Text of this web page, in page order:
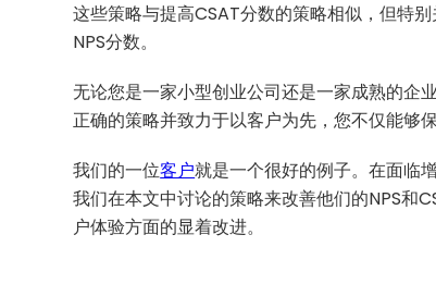
这些策略与提高CSAT分数的策略相似，但特
NPS分数。
无论您是一家小型创业公司还是一家成熟的企
正确的策略并致力于以客户为先，您不仅能够
我们的一位客户就是一个很好的例子。在面临
我们在本文中讨论的策略来改善他们的NPS和
户体验方面的显着改进。